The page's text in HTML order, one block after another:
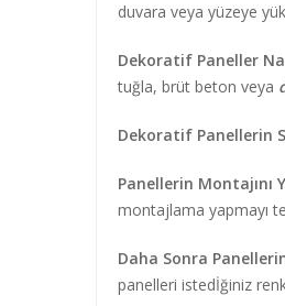
duvara veya yüzeye
Dekoratif Paneller
tuğla, brüt beton veya
Dekoratif Panellerin
Panellerin Montajını
montajlama yapmayı
Daha Sonra
panelleri istedİğiniz